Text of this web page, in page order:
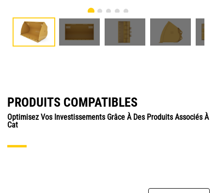
PRODUITS COMPATIBLES
Optimisez Vos Investissements Grâce À Des Produits Associés À
Cat